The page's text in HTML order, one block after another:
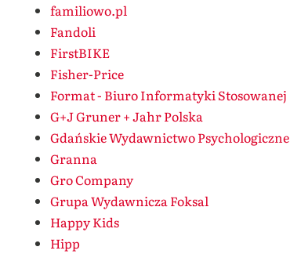
familiowo.pl
Fandoli
FirstBIKE
Fisher-Price
Format - Biuro Informatyki Stosowanej
G+J Gruner + Jahr Polska
Gdańskie Wydawnictwo Psychologiczne
Granna
Gro Company
Grupa Wydawnicza Foksal
Happy Kids
Hipp